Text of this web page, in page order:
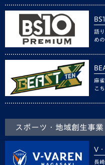
語
め
麻
こ
スポーツ・地域創生事業
V
長